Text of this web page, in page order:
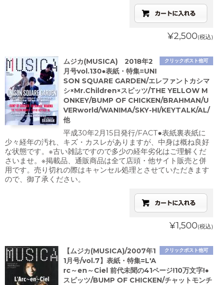
¥2,500(税込)
クリックポスト他可
ムジカ(MUSICA) 2018年2
月号vol.130●表紙・特集=UNI
SON SQUARE GARDEN/エレファントカシマ
シ×Mr.Children×スピッツ/THE YELLOW M
ONKEY/BUMP OF CHICKEN/BRAHMAN/U
VERworld/WANIMA/SKY-HI/KEYTALK/AL/
他
平成30年2月15日発行/FACT●表紙裏表紙に
少々経年の汚れ、キズ・カスレがありますが、中身は概ね良好
な状態です。※古い雑誌ですので多少の経年劣化はご理解くだ
さいませ。※掲載品、通販商品は全て店頭・他サイト販売と併
用です。売り切れの際はキャンセル処理とさせていただきます
ので、御了承ください。
¥1,500(税込)
クリックポスト他可
【ムジカ(MUSICA)/2007年1
1月号/vol.7】表紙・特集=L'A
rc～en～Ciel 前代未聞の41ページ!10万文字!●
スピッツ/BUMP OF CHICKEN/チャットモンチ